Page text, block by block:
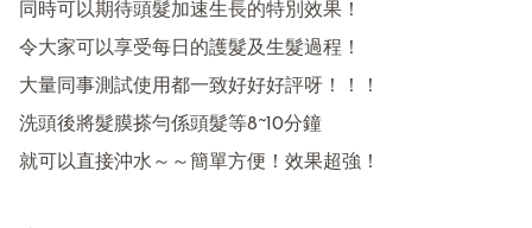
同時可以期待頭髮加速生長的特別效果！
令大家可以享受每日的護髮及生髮過程！
大量同事測試使用都一致好好好評呀！！！
洗頭後將髮膜搽勻係頭髮等8~10分鐘
就可以直接沖水～～簡單方便！效果超強！